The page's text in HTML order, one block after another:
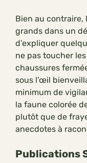
Bien au
grands dans un
d’expliquer
ne pas toucher
chaussures
sous l’œil
minimum de
la faune colorée
plutôt que de
anecdotes à
Publications